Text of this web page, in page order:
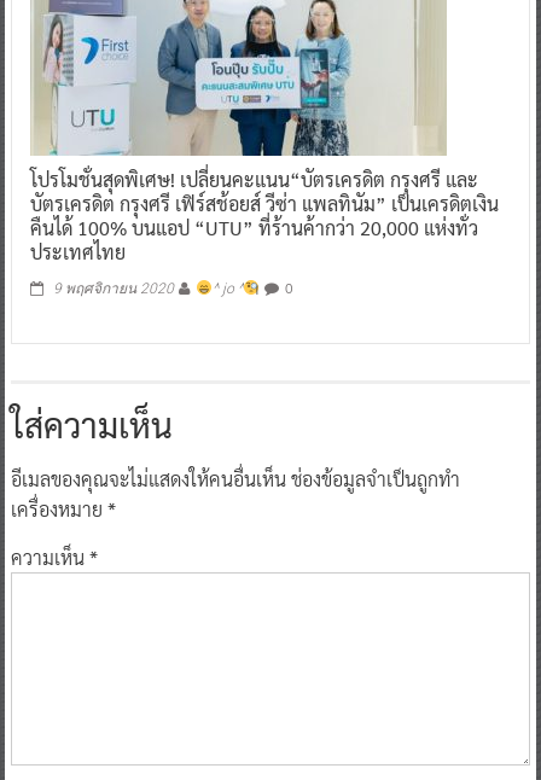
โปรโมชั่นสุดพิเศษ! เปลี่ยนคะแนน“บัตรเครดิต กรุงศรี และ
บัตรเครดิต กรุงศรี เฟิร์สช้อยส์ วีซ่า แพลทินัม” เป็นเครดิตเงิน
คืนได้ 100% บนแอป “UTU” ที่ร้านค้ากว่า 20,000 แห่งทั่ว
ประเทศไทย
9 พฤศจิกายน 2020 ^ jo ^ 0
ใส่ความเห็น
อีเมลของคุณจะไม่แสดงให้คนอื่นเห็นช่องข้อมูลจำเป็นถูกทำ
เครื่องหมาย *
ความเห็น*